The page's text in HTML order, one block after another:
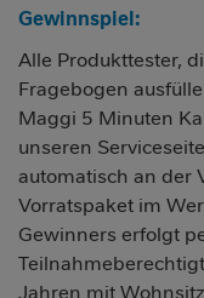
Gewinnspiel:
Alle Produkttester,
Fragebogen
Maggi 5 Minuten
unseren
automatisch an der
Vorratspaket im
Gewinners erfolgt
Jahren mit